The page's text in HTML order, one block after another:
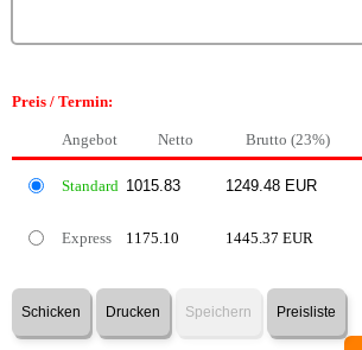
Preis / Termin:
Angebot Netto Brutto (23%)
Standard
Express 1175.10 1445.37 EUR
Schicken Drucken Speichern Preisliste